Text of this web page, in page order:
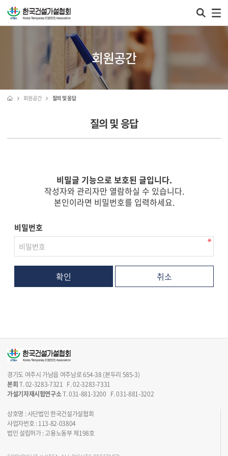
회원공간
회원공간 질의 및 응답
질의 및 응답
비밀글 기능으로 보호된 글입니다.
작성자와 관리자만 열람하실 수 있습니다.
본인이라면 비밀번호를 입력하세요.
비밀번호
취소
경기도 여주시 가남읍 여주남로 654-38 (본두리 585-3)
본회T. 02-3283-7321 F. 02-3283-7331
가설기자재시험연구소T. 031-881-3200 F. 031-881-3202
상호명 : 사단법인 한국건설가설협회
사업자번호 : 113-82-03804
법인 설립허가 : 고용노동부 제198호